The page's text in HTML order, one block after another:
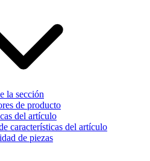
la sección
de producto
del artículo
características del artículo
de piezas